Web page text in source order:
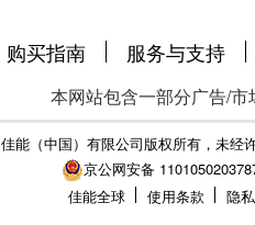
购买指南 服务与支持
本网站包含一部分广告/
佳能（中国）有限公司版权所有，未经
京公网安备
佳能全球
使用条款 隐